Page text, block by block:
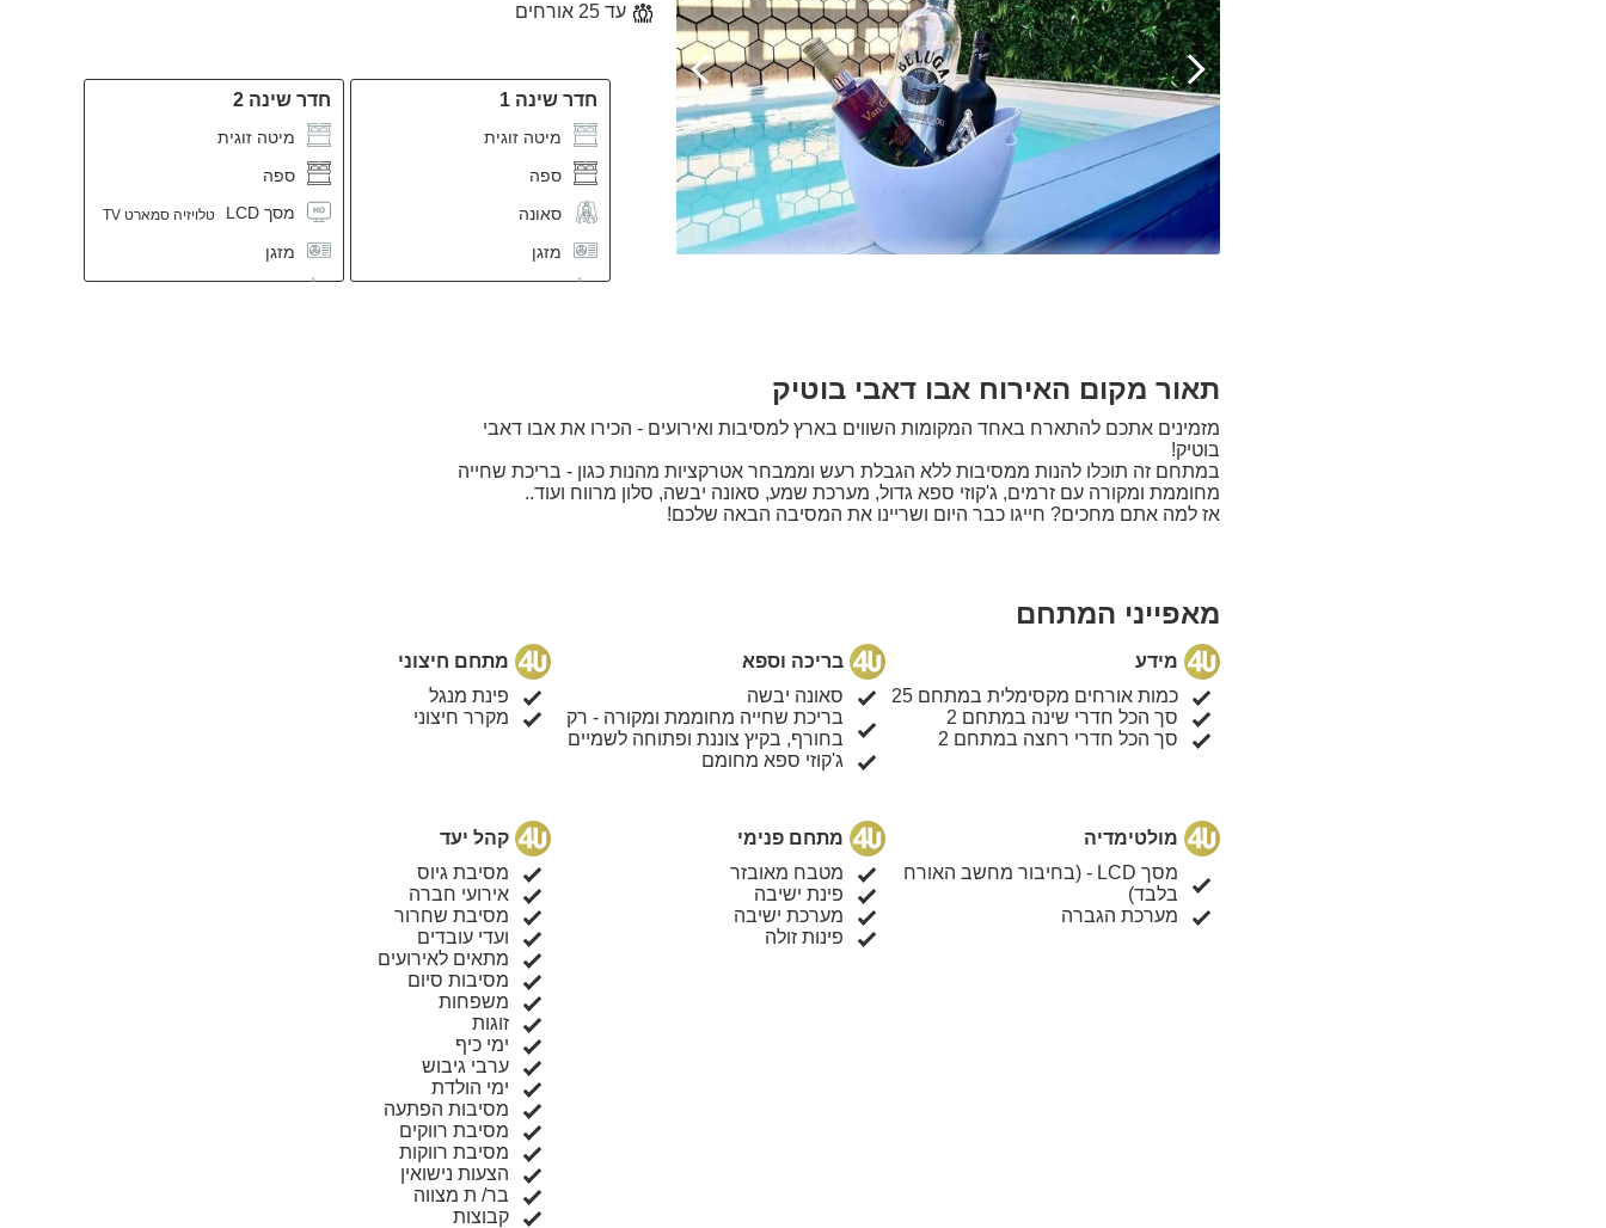
עד 25 אורחים
חדר שינה 1
מיטה זוגית
ספה
סאונה
מזגן
חדר שינה 2
מיטה זוגית
ספה
מסך LCD
טלויזיה סמארט TV
מזגן
תאור מקום האירוח אבו דאבי בוטיק
מזמינים אתכם להתארח באחד המקומות השווים בארץ למסיבות ואירועים - הכירו את אבו דאבי
בוטיק!
במתחם זה תוכלו להנות ממסיבות ללא הגבלת רעש וממבחר אטרקציות מהנות כגון - בריכת שחייה
מחוממת ומקורה עם זרמים, ג'קוזי ספא גדול, מערכת שמע, סאונה יבשה, סלון מרווח ועוד..
אז למה אתם מחכים? חייגו כבר היום ושריינו את המסיבה הבאה שלכם!
מאפייני המתחם
מידע
כמות אורחים מקסימלית במתחם 25
סך הכל חדרי שינה במתחם 2
סך הכל חדרי רחצה במתחם 2
בריכה וספא
סאונה יבשה
בריכת שחייה מחוממת ומקורה - רק
בחורף, בקיץ צוננת ופתוחה לשמיים
ג'קוזי ספא מחומם
מתחם חיצוני
פינת מנגל
מקרר חיצוני
מולטימדיה
מסך LCD - (בחיבור מחשב האורח
בלבד)
מערכת הגברה
מתחם פנימי
מטבח מאובזר
פינת ישיבה
מערכת ישיבה
פינות זולה
קהל יעד
מסיבת גיוס
אירועי חברה
מסיבת שחרור
ועדי עובדים
מתאים לאירועים
מסיבות סיום
משפחות
זוגות
ימי כיף
ערבי גיבוש
ימי הולדת
מסיבות הפתעה
מסיבת רווקים
מסיבת רווקות
הצעות נישואין
בר/ ת מצווה
קבוצות